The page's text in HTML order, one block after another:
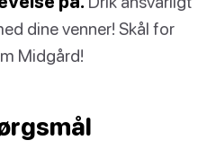
dine venner! Skål for
Midgård!